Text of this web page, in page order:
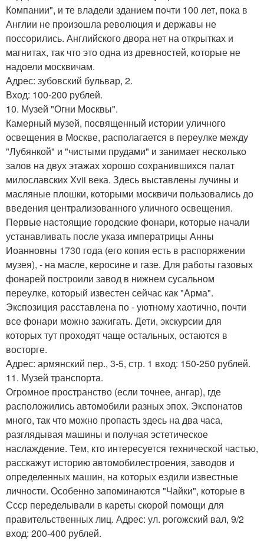
Компании", и те владели зданием почти 100 лет, пока в
Англии не произошла революция и державы не
поссорились. Английского двора нет на открытках и
магнитах, так что это одна из древностей, которые не
надоели москвичам.
Адрес: зубовский бульвар, 2.
Вход: 100-200 рублей.
10. Музей "Огни Москвы".
Камерный музей, посвященный истории уличного
освещения в Москве, располагается в переулке между
"Лубянкой" и "чистыми прудами" и занимает несколько
залов на двух этажах хорошо сохранившихся палат
милославских Xvii века. Здесь выставлены лучины и
масляные плошки, которыми москвичи пользовались до
введения централизованного уличного освещения.
Первые настоящие городские фонари, которые начали
устанавливать после указа императрицы Анны
Иоанновны 1730 года (его копия есть в распоряжении
музея), - на масле, керосине и газе. Для работы газовых
фонарей построили завод в нижнем сусальном
переулке, который известен сейчас как "Арма".
Экспозиция расставлена по - уютному хаотично, почти
все фонари можно зажигать. Дети, экскурсии для
которых тут проходят чаще остальных, остаются в
восторге.
Адрес: армянский пер., 3-5, стр. 1 вход: 150-250 рублей.
11. Музей транспорта.
Огромное пространство (если точнее, ангар), где
расположились автомобили разных эпох. Экспонатов
много, так что можно пропасть здесь на два часа,
разглядывая машины и получая эстетическое
наслаждение. Тем, кто интересуется технической частью,
расскажут историю автомобилестроения, заводов и
определенных машин, на которых ездили известные
личности. Особенно запоминаются "Чайки", которые в
Ссср переделывали в кареты скорой помощи для
правительственных лиц. Адрес: ул. рогожский вал, 9/2
вход: 200-400 рублей.